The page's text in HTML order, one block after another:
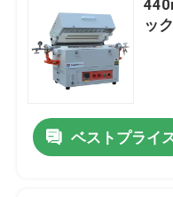
ッ
ベストプライ